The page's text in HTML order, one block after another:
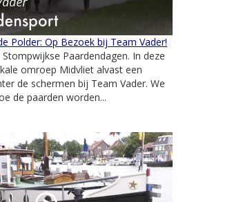
Polder: Op Bezoek bij Team Vader!
Paardendagen. In deze
omroep Midvliet alvast een
de schermen bij Team Vader. We
de paarden worden...